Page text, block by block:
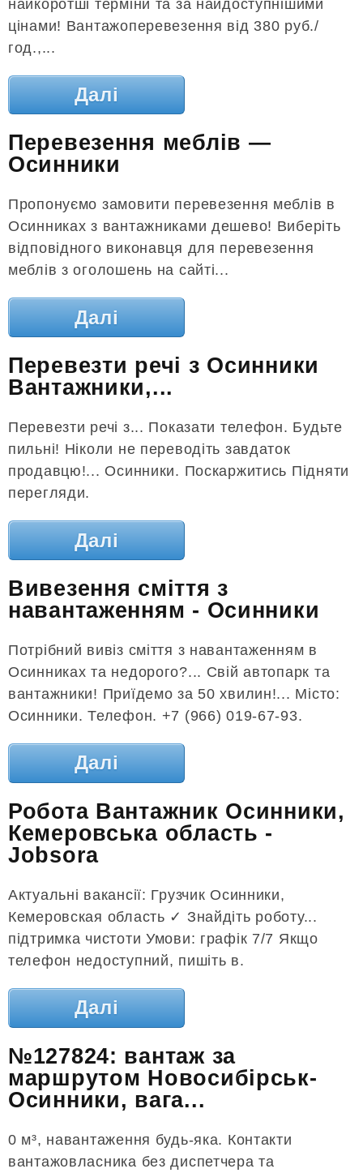
найкоротші терміни та за найдоступнішими
цінами! Вантажоперевезення від 380 руб./
год.,...
Далі
Перевезення меблів —
Осинники
Пропонуємо замовити перевезення меблів в
Осинниках з вантажниками дешево! Виберіть
відповідного виконавця для перевезення
меблів з оголошень на сайті...
Далі
Перевезти речі з Осинники
Вантажники,...
Перевезти речі з... Показати телефон. Будьте
пильні! Ніколи не переводіть завдаток
продавцю!... Осинники. Поскаржитись Підняти
перегляди.
Далі
Вивезення сміття з
навантаженням - Осинники
Потрібний вивіз сміття з навантаженням в
Осинниках та недорого?... Свій автопарк та
вантажники! Приїдемо за 50 хвилин!... Місто:
Осинники. Телефон. +7 (966) 019-67-93.
Далі
Робота Вантажник Осинники,
Кемеровська область -
Jobsora
Актуальні вакансії: Грузчик Осинники,
Кемеровская область ✓ Знайдіть роботу...
підтримка чистоти Умови: графік 7/7 Якщо
телефон недоступний, пишіть в.
Далі
№127824: вантаж за
маршрутом Новосибірськ-
Осинники, вага...
0 м³, навантаження будь-яка. Контакти
вантажовласника без диспетчера та